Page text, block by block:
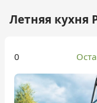
Летняя кухня
0